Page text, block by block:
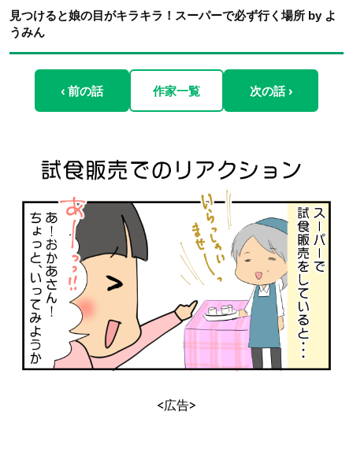
見つけると娘の目がキラキラ！スーパーで必ず行く場所 by よ
うみん
‹ 前の話 作家一覧 次の話 ›
<広告>